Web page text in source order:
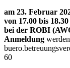
am 23. Februar
von 17.00 bis
bei der ROBI
Anmeldung
60